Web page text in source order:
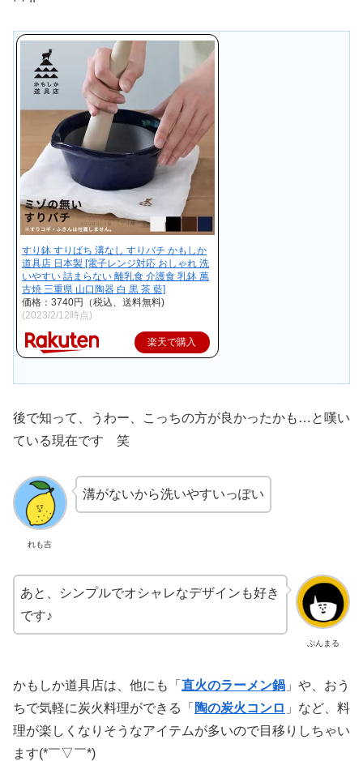
すり鉢 すりばち 溝なし すりバチ かもしか
道具店 日本製 [電子レンジ対応 おしゃれ 洗
いやすい 詰まらない 離乳食 介護食 乳鉢 萬
古焼 三重県 山口陶器 白 黒 茶 藍]
価格：3740円（税込、送料無料)
(2023/2/12時点)
楽天で購入
後で知って、うわー、こっちの方が良かったかも…と嘆い
ている現在です 笑
れも吉
溝がないから洗いやすいっぽい
ぷんまる
あと、シンプルでオシャレなデザインも好き
です♪
かもしか道具店は、他にも「 直火のラーメン鍋 」や、おう
ちで気軽に炭火料理ができる「 陶の炭火コンロ 」など、料
理が楽しくなりそうなアイテムが多いので目移りしちゃい
ます(*￣▽￣*)